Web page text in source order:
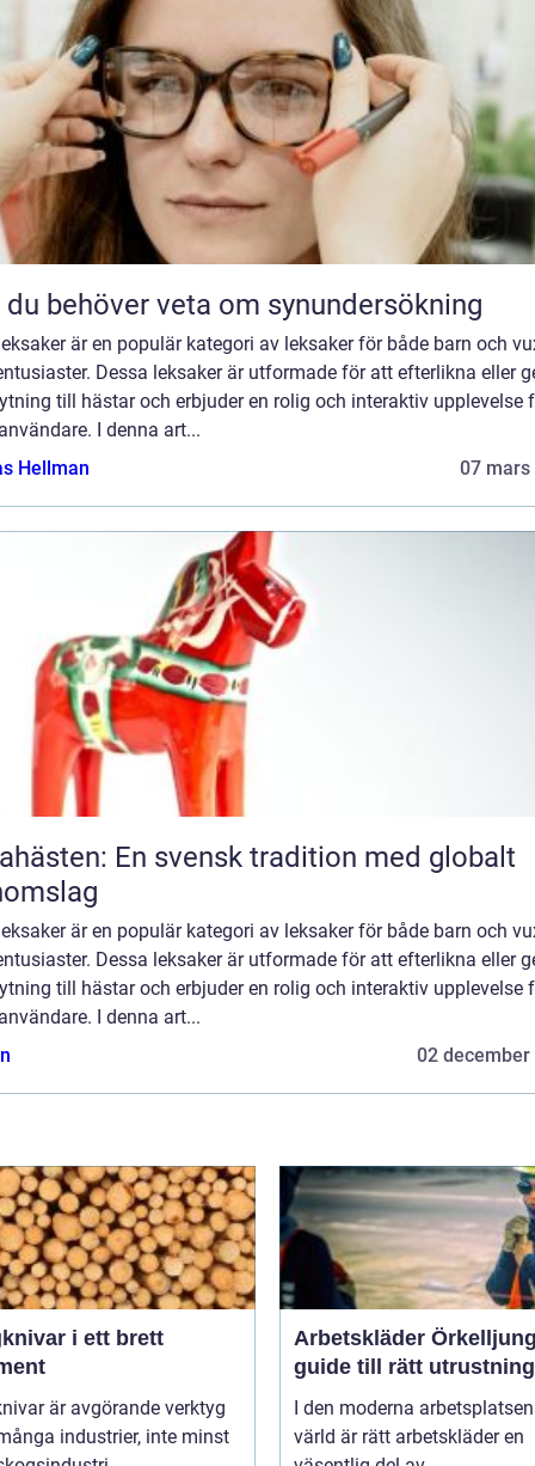
behöver veta om synundersökning
är en populär kategori av leksaker för både barn och
Dessa leksaker är utformade för att efterlikna eller
till hästar och erbjuder en rolig och interaktiv upplevelse
I denna art...
Hellman
07 mars
En svensk tradition med globalt
är en populär kategori av leksaker för både barn och
Dessa leksaker är utformade för att efterlikna eller
till hästar och erbjuder en rolig och interaktiv upplevelse
I denna art...
02 december
i ett brett
är avgörande verktyg
industrier, inte minst
Arbetskläder
guide till rätt utrustning
I den moderna
värld är rätt arbetskläder en